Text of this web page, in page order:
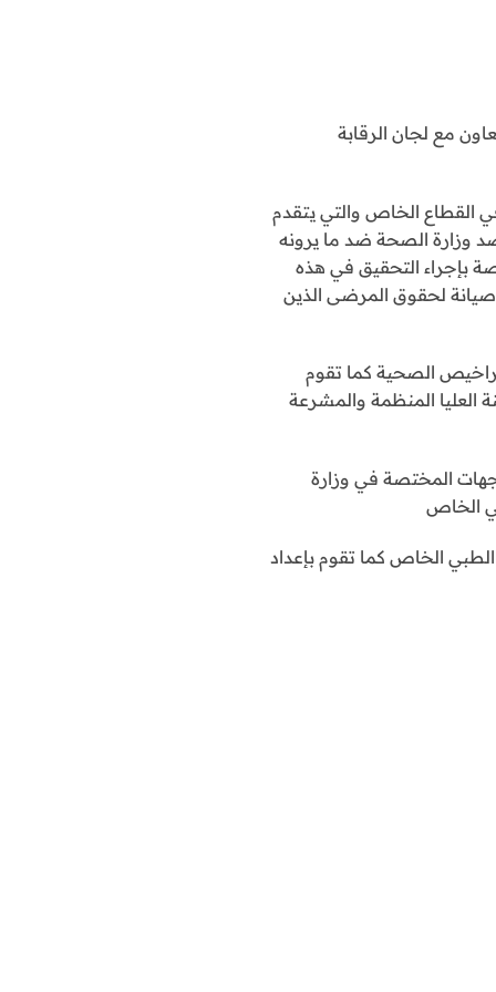
مع لجان الرقابة
القطاع الخاص والتي يتقدم
وزارة الصحة ضد ما يرونه
بإجراء التحقيق في هذه
صيانة لحقوق المرضى الذين
الصحية كما تقوم
لجنة 6ـ التراخيص الطبية هي اللجنة العليا المنظمة والمشرعة
المختصة في وزارة
الخاص
الطبي الخاص كما تقوم بإعداد